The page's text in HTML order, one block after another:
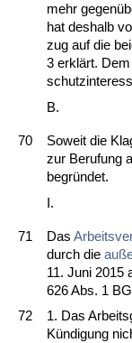
mehr
hat des­halb
zug auf die
3 erklärt.
B.
70
So­weit die
zur Be­ru­fung
be­gründet.
I.
71 Das
durch die
11. Ju­ni 2015
626 Abs. 1
72
1. Das
Kündi­gung